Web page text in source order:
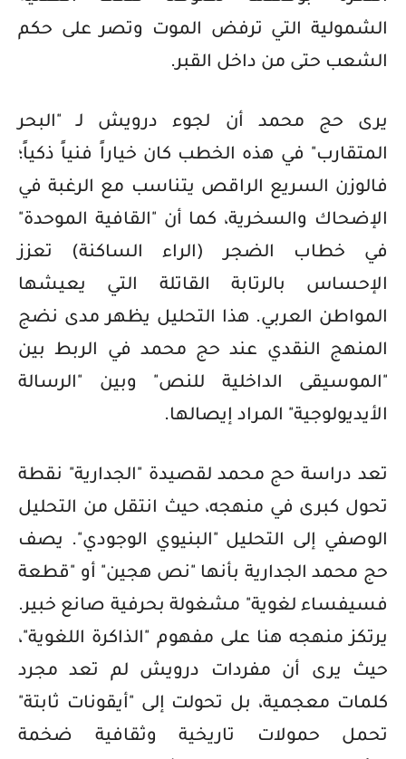
الشمولية التي ترفض الموت وتصر على حكم
الشعب حتى من داخل القبر.
يرى حج محمد أن لجوء درويش لـ "البحر
المتقارب" في هذه الخطب كان خياراً فنياً ذكياً؛
فالوزن السريع الراقص يتناسب مع الرغبة في
الإضحاك والسخرية، كما أن "القافية الموحدة"
في خطاب الضجر (الراء الساكنة) تعزز
الإحساس بالرتابة القاتلة التي يعيشها
المواطن العربي. هذا التحليل يظهر مدى نضج
المنهج النقدي عند حج محمد في الربط بين
"الموسيقى الداخلية للنص" وبين "الرسالة
الأيديولوجية" المراد إيصالها.
تعد دراسة حج محمد لقصيدة "الجدارية" نقطة
تحول كبرى في منهجه، حيث انتقل من التحليل
الوصفي إلى التحليل "البنيوي الوجودي". يصف
حج محمد الجدارية بأنها "نص هجين" أو "قطعة
فسيفساء لغوية" مشغولة بحرفية صانع خبير.
يرتكز منهجه هنا على مفهوم "الذاكرة اللغوية"،
حيث يرى أن مفردات درويش لم تعد مجرد
كلمات معجمية، بل تحولت إلى "أيقونات ثابتة"
تحمل حمولات تاريخية وثقافية ضخمة